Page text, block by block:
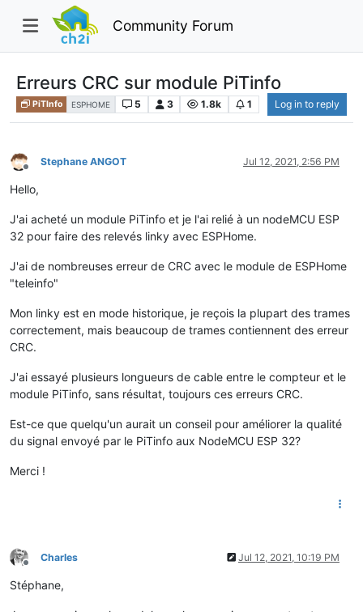
Community Forum
Erreurs CRC sur module PiTinfo
PiTInfo ESPHOME 5 3 1.8k 1 Log in to reply
Offline
Stephane ANGOT Jul 12, 2021, 2:56 PM
Hello,
J'ai acheté un module PiTinfo et je l'ai relié à un nodeMCU ESP
32 pour faire des relevés linky avec ESPHome.
J'ai de nombreuses erreur de CRC avec le module de ESPHome
"teleinfo"
Mon linky est en mode historique, je reçois la plupart des trames
correctement, mais beaucoup de trames contiennent des erreur
CRC.
J'ai essayé plusieurs longueurs de cable entre le compteur et le
module PiTinfo, sans résultat, toujours ces erreurs CRC.
Est-ce que quelqu'un aurait un conseil pour améliorer la qualité
du signal envoyé par le PiTinfo aux NodeMCU ESP 32?
Merci !
Offline
Charles Jul 12, 2021, 10:19 PM
Stéphane,